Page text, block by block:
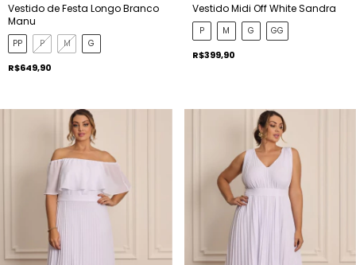
Vestido de Festa Longo Branco
Manu
PP P M G
R$649,90
Vestido Midi Off White Sandra
P M G GG
R$399,90